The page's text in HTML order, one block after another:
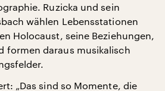
Ruzicka und sein
wählen Lebensstationen
Holocaust, seine Beziehungen,
formen daraus musikalisch
„Das sind so Momente, die